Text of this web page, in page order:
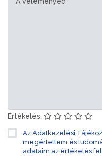
Értékelés:
Az Adatkezelési
megértettem és
adataim az értékelés